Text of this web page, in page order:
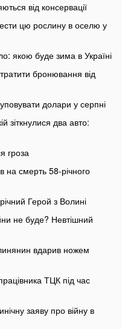
від консервації
цю рослину в оселю у
якою буде зима в Україні
бронювання від
долари у серпні
зіткнулися два авто:
гроза
на смерть 58-річного
Герой з Волині
не буде? Невтішний
вдарив ножем
ТЦК під час
заяву про війну в